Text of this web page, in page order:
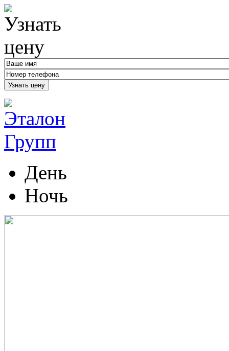
Узнать цену
День
Ночь